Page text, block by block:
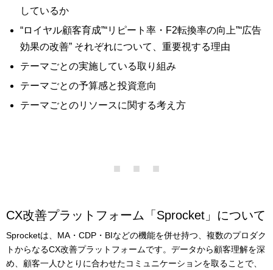
しているか
“ロイヤル顧客育成”“リピート率・F2転換率の向上”“広告
効果の改善” それぞれについて、重要視する理由
テーマごとの実施している取り組み
テーマごとの予算感と投資意向
テーマごとのリソースに関する考え方
CX改善プラットフォーム「Sprocket」について
Sprocketは、MA・CDP・BIなどの機能を併せ持つ、複数のプロダク
トからなるCX改善プラットフォームです。データから顧客理解を深
め、顧客一人ひとりに合わせたコミュニケーションを取ることで、